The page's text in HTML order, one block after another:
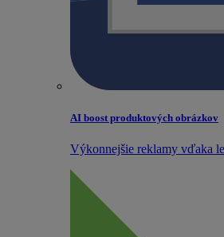
AI boost produktových obrázkov
Výkonnejšie reklamy vďaka